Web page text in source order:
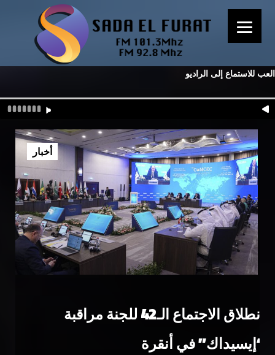
العب للاستماع إلى الراديو
انطلاق الاجتماع الـ42 للجنة مراقبة
“إيسيداك” في أنقرة
أخبار